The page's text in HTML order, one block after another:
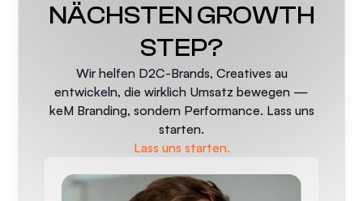
NÄCHSTEN GROWTH
STEP?
Wir helfen D2C-Brands, Creatives au
entwickeln, die wirklich Umsatz bewegen —
keM Branding, sondern Performance. Lass uns
starten.
Lass uns starten.